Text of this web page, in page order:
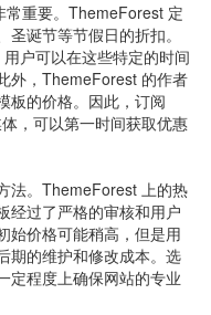
重要。ThemeForest 定
诞节等节假日的折扣。
户可以在这些特定的时间
外，ThemeForest 的作者
板的价格。因此，订阅
，可以第一时间获取优惠
法。ThemeForest 上的热
经过了严格的审核和用户
始价格可能稍高，但是用
期的维护和修改成本。选
定程度上确保网站的专业